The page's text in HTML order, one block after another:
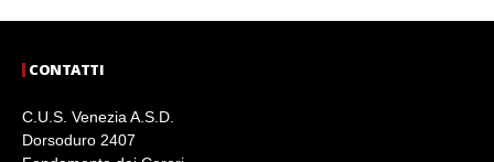
CONTATTI
C.U.S. Venezia A.S.D.
Dorsoduro 2407